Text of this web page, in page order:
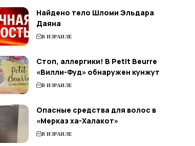
Найдено тело Шломи Эльдара
Даяна
В ИЗРАИЛЕ
Стоп, аллергики! В Petit Beurre
«Вилли-Фуд» обнаружен кунжут
В ИЗРАИЛЕ
Опасные средства для волос в
«Мерказ ха-Халакот»
В ИЗРАИЛЕ